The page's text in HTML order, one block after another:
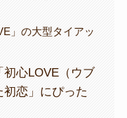
」の大型タイアッ
心LOVE（ウブ
恋」にぴった